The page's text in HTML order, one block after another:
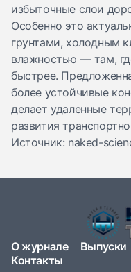
избыточные слои
Особенно это
грунтами, холодным
влажностью — там,
быстрее.
более устойчивые
делает удаленные
развития
Источник: naked-
О журнале Выпуски
Контакты